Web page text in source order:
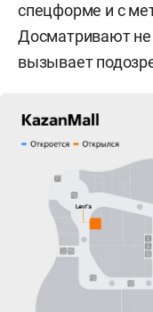
спецформе и с
Досматривают не
вызывает